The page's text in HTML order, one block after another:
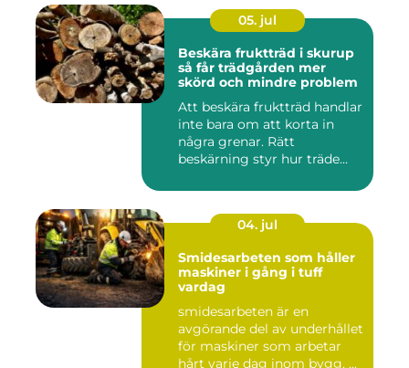
05. jul
Beskära fruktträd i skurup
så får trädgården mer
skörd och mindre problem
Att beskära fruktträd handlar
inte bara om att korta in
några grenar. Rätt
beskärning styr hur träde...
04. jul
Smidesarbeten som håller
maskiner i gång i tuff
vardag
smidesarbeten är en
avgörande del av underhållet
för maskiner som arbetar
hårt varje dag inom bygg, ...